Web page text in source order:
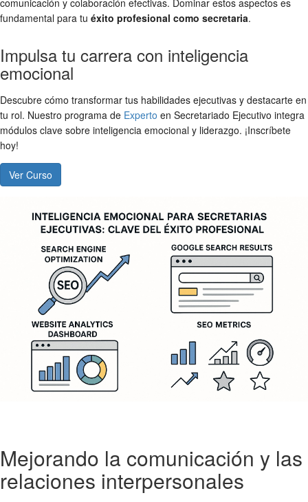
fundamental para tu éxito profesional como secretaria.
Impulsa tu carrera con inteligencia
emocional
Descubre cómo transformar tus habilidades ejecutivas y destacarte en
tu rol. Nuestro programa de Experto en Secretariado Ejecutivo integra
módulos clave sobre inteligencia emocional y liderazgo. ¡Inscríbete
hoy!
Ver Curso
Mejorando la comunicación y las
relaciones interpersonales